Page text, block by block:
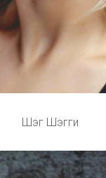
Шэг Шэгги